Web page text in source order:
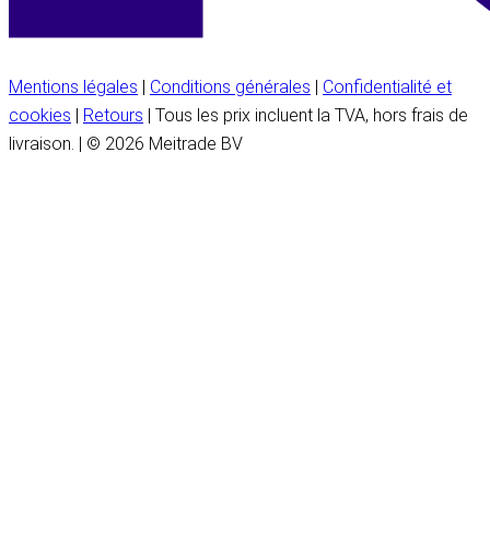
Mentions légales | Conditions générales | Confidentialité et
cookies | Retours | Tous les prix incluent la TVA, hors frais de
livraison. | © 2026 Meitrade BV